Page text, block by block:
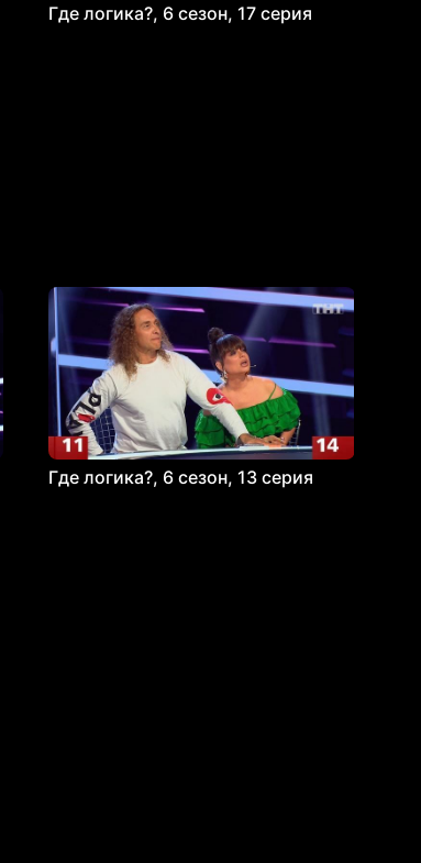
Где логика?, 6 сезон, 17 серия
Где логика?, 6 сезон, 13 серия